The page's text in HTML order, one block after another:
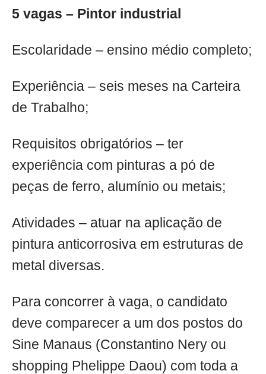
5 vagas – Pintor industrial
Escolaridade – ensino médio completo;
Experiência – seis meses na Carteira
de Trabalho;
Requisitos obrigatórios – ter
experiência com pinturas a pó de
peças de ferro, alumínio ou metais;
Atividades – atuar na aplicação de
pintura anticorrosiva em estruturas de
metal diversas.
Para concorrer à vaga, o candidato
deve comparecer a um dos postos do
Sine Manaus (Constantino Nery ou
shopping Phelippe Daou) com toda a